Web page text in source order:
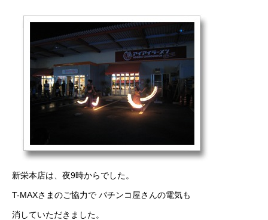
新栄本店は、夜9時からでした。
T-MAXさまのご協力で パチンコ屋さんの電気も
消していただきました。